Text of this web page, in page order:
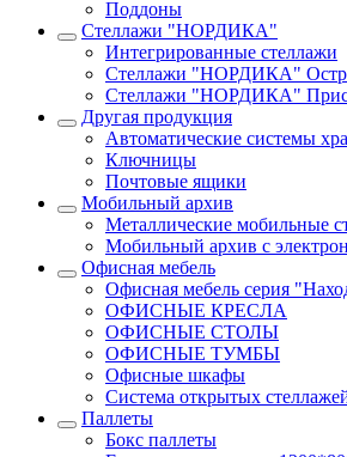
Поддоны
Стеллажи "НОРДИКА"
Интегрированные стеллажи
Стеллажи "НОРДИКА"
Стеллажи "НОРДИКА"
Другая продукция
Автоматические системы
Ключницы
Почтовые ящики
Мобильный архив
Металлические мобильные
Мобильный архив с
Офисная мебель
Офисная мебель серия
ОФИСНЫЕ КРЕСЛА
ОФИСНЫЕ СТОЛЫ
ОФИСНЫЕ ТУМБЫ
Офисные шкафы
Система открытых
Паллеты
Бокс паллеты